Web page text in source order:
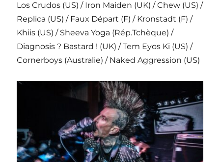
Los Crudos (US) / Iron Maiden (UK) / Chew (US) /
Replica (US) / Faux Départ (F) / Kronstadt (F) /
Khiis (US) / Sheeva Yoga (Rép.Tchèque) /
Diagnosis ? Bastard ! (UK) / Tem Eyos Ki (US) /
Cornerboys (Australie) / Naked Aggression (US)